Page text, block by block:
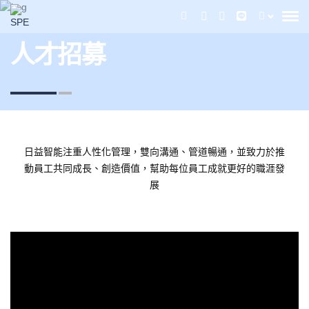
人才招募
日益智能注重人性化管理，雙向溝通、管道暢通，並致力於推
動員工共同成長、創造價值，幫助每位員工成就更好的職涯發
展